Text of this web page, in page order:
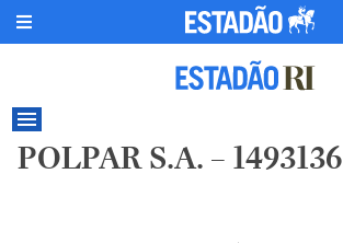
POLPAR S.A. – 1493136